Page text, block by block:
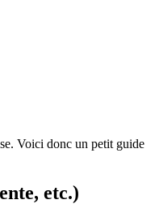
Voici donc un petit guide
etc.)